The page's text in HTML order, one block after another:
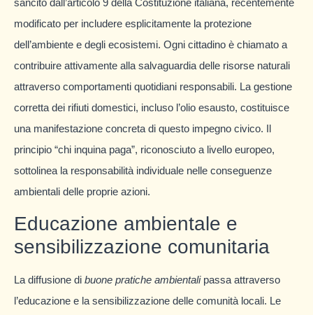
modificato per includere esplicitamente la protezione
dell’ambiente e degli ecosistemi. Ogni cittadino è chiamato a
contribuire attivamente alla salvaguardia delle risorse naturali
attraverso comportamenti quotidiani responsabili. La gestione
corretta dei rifiuti domestici, incluso l’olio esausto, costituisce
una manifestazione concreta di questo impegno civico. Il
principio “chi inquina paga”, riconosciuto a livello europeo,
sottolinea la responsabilità individuale nelle conseguenze
ambientali delle proprie azioni.
Educazione ambientale e
sensibilizzazione comunitaria
La diffusione di buone pratiche ambientalipassa attraverso
l’educazione e la sensibilizzazione delle comunità locali. Le